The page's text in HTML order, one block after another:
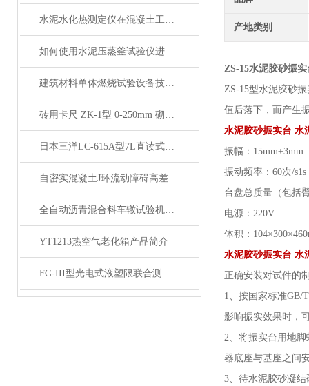
水泥水化热测定仪在混凝土工程中的应用
如何使用水泥压蒸釜试验仪进行水泥蒸养试验？
建筑材料单体燃烧试验设备技术参数
砖用卡尺 ZK-1型 0-250mm 砌墻砖砖用卡尺 产品展示
日本三洋LC-615A型7L直读式混凝土含气量测定仪 产品展示
自密实混凝土J环流动障碍高差仪产品展示
全自动沥青混合料车辙试验机触摸屏单路科研型
YT1213热空气老化箱产品简介
FG-III型光电式液塑限联合测定仪产品展示
产地类别
ZS-15水泥胶砂振
ZS-15型水泥胶砂振
值后落下，而产生
水泥胶砂振实台 水
振幅：
振动频率： 60次/
台盘总质量（包括
电源： 220V
体积：
水泥胶砂振实台 水
正确安装对试件的
1、按国家标准GB/
影响振实效果时，
2、将振实台用地
器底座与基座之间
3、待水泥胶砂凝